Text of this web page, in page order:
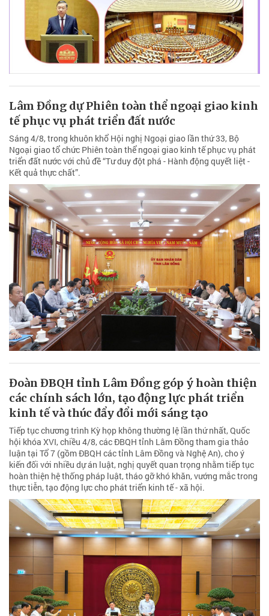
Lâm Đồng dự Phiên toàn thể ngoại giao kinh
tế phục vụ phát triển đất nước
Sáng 4/8, trong khuôn khổ Hội nghị Ngoại giao lần thứ 33, Bộ
Ngoại giao tổ chức Phiên toàn thể ngoại giao kinh tế phục vụ phát
triển đất nước với chủ đề “Tư duy đột phá - Hành động quyết liệt -
Kết quả thực chất”.
Đoàn ĐBQH tỉnh Lâm Đồng góp ý hoàn thiện
các chính sách lớn, tạo động lực phát triển
kinh tế và thúc đẩy đổi mới sáng tạo
Tiếp tục chương trình Kỳ họp không thường lệ lần thứ nhất, Quốc
hội khóa XVI, chiều 4/8, các ĐBQH tỉnh Lâm Đồng tham gia thảo
luận tại Tổ 7 (gồm ĐBQH các tỉnh Lâm Đồng và Nghệ An), cho ý
kiến đối với nhiều dự án luật, nghị quyết quan trọng nhằm tiếp tục
hoàn thiện hệ thống pháp luật, tháo gỡ khó khăn, vướng mắc trong
thực tiễn, tạo động lực cho phát triển kinh tế - xã hội.